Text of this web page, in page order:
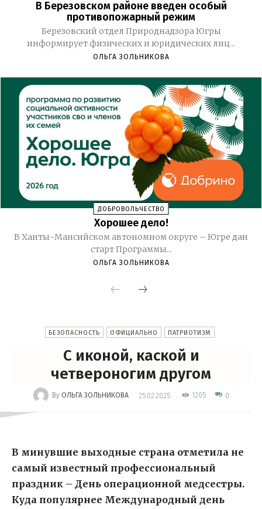
В Березовском районе введен особый
противопожарный режим
Березовский отдел Природнадзора Югры
информирует физических и юридических лиц...
ОЛЬГА ЗОЛЬНИКОВА
ДОБРОВОЛЬЧЕСТВО
Хорошее дело!
В Ханты-Мансийском автономном округе – Югре дан
старт Программы...
ОЛЬГА ЗОЛЬНИКОВА